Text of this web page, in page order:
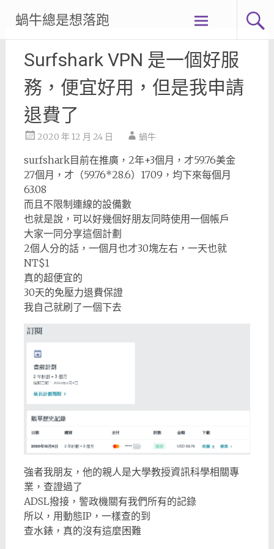
content
蝸牛總是想落跑
Surfshark VPN 是一個好服
務，便宜好用，但是我申請
退費了
2020 年 12 月 24 日 蝸牛
surfshark目前在推廣，2年+3個月，才59.76美金
27個月，才（59.76*28.6）1709，均下來每個月
63.08
而且不限制連線的設備數
也就是說，可以好幾個好朋友同時使用一個帳戶
大家一同分享這個計劃
2個人分的話，一個月也才30塊左右，一天也就
NT$1
真的超便宜的
30天的免壓力退費保證
我自己就刷了一個下去
強者我朋友，他的親人是大學教授資訊科學相關專
業，查證過了
ADSL撥接，警政機關有我們所有的記錄
所以，用動態IP，一樣查的到
查水錶，真的沒有這麼困難